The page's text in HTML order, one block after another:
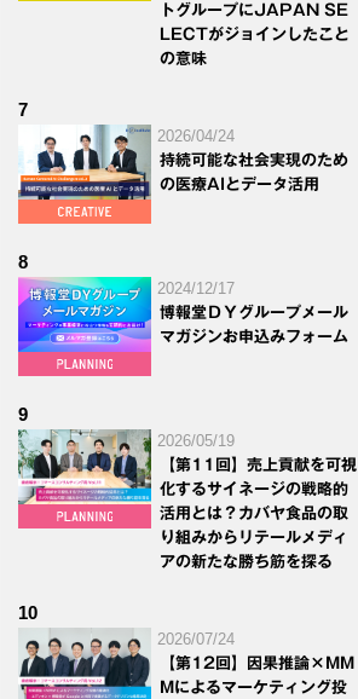
トグループにJAPAN SE
LECTがジョインしたこと
の意味
7
2026/04/24
持続可能な社会実現のため
の医療AIとデータ活用
8
2024/12/17
博報堂ＤＹグループメール
マガジンお申込みフォーム
9
2026/05/19
【第11回】売上貢献を可視
化するサイネージの戦略的
活用とは？カバヤ食品の取
り組みからリテールメディ
アの新たな勝ち筋を探る
10
2026/07/24
【第12回】因果推論×MM
Mによるマーケティング投